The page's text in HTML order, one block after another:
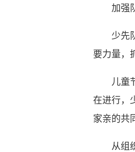
加强队
少先队
要力量，
儿童节
在进行，
家亲的共
从组织